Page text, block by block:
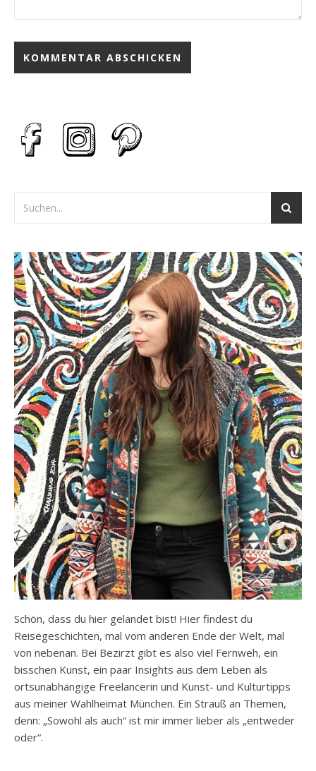
Schön, dass du hier gelandet bist! Hier findest du
Reisegeschichten, mal vom anderen Ende der Welt, mal
von nebenan. Bei Bezirzt gibt es also viel Fernweh, ein
bisschen Kunst, ein paar Insights aus dem Leben als
ortsunabhängige Freelancerin und Kunst- und Kulturtipps
aus meiner Wahlheimat München. Ein Strauß an Themen,
denn: „Sowohl als auch“ ist mir immer lieber als „entweder
oder“.